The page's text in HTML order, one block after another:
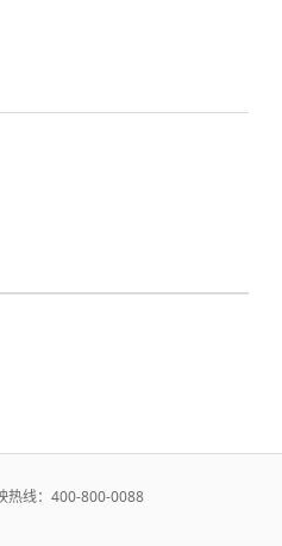
线：400-800-0088